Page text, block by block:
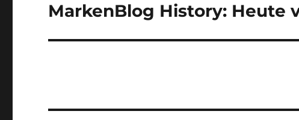
Next
MarkenBlog History: Heute